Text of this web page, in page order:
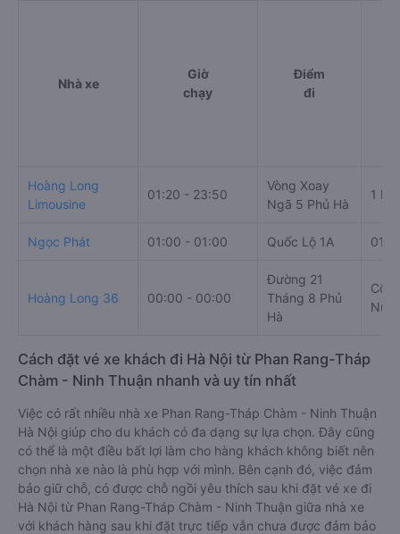
Nhà xe
Giờ
chạy
Điểm
đi
Hoàng Long
Limousine
01:20 - 23:50
Vòng Xoay
Ngã 5 Phủ Hà
1
Ngọc Phát 01:00 - 01:00 Quốc Lộ 1A 01
Hoàng Long 36 00:00 - 00:00
Đường 21
Tháng 8 Phủ
Hà
Cách đặt vé xe khách đi Hà Nội từ Phan Rang-Tháp
Chàm - Ninh Thuận nhanh và uy tín nhất
Việc có rất nhiều nhà xe Phan Rang-Tháp Chàm - Ninh Thuận
Hà Nội giúp cho du khách có đa dạng sự lựa chọn. Đây cũng
có thể là một điều bất lợi làm cho hàng khách không biết nên
chọn nhà xe nào là phù hợp với mình. Bên cạnh đó, việc đảm
bảo giữ chỗ, có được chỗ ngồi yêu thích sau khi đặt vé xe đi
Hà Nội từ Phan Rang-Tháp Chàm - Ninh Thuận giữa nhà xe
với khách hàng sau khi đặt trực tiếp vẫn chưa được đảm bảo